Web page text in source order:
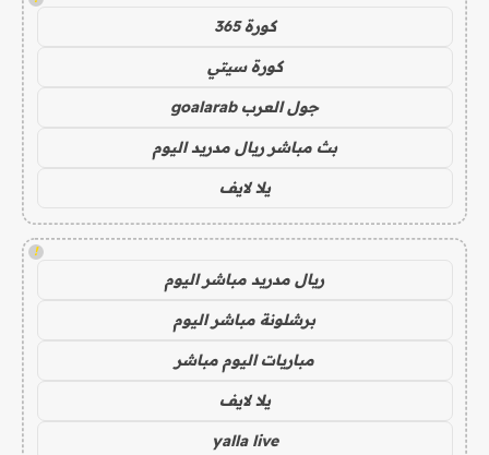
كورة 365
كورة سيتي
جول العرب goalarab
بث مباشر ريال مدريد اليوم
يلا لايف
!
ريال مدريد مباشر اليوم
برشلونة مباشر اليوم
مباريات اليوم مباشر
يلا لايف
yalla live